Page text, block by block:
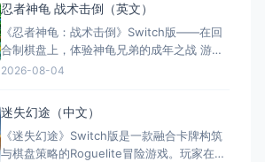
1-2人游玩，售价19.99美元。
忍者神龟 战术击倒（英文）
《忍者神龟：战术击倒》Switch版——在回
合制棋盘上，体验神龟兄弟的成年之战 游戏
类型：策略战棋类（回合制战术 × 清版格斗
定名） 港台名称：忍者龜：戰術性打擊（官
方繁体中文定名） 美国名称：Teena
2026-08-04
迷失幻途（中文）
《迷失幻途》Switch版是一款融合卡牌构筑
与棋盘策略的Roguelite冒险游戏。玩家在随